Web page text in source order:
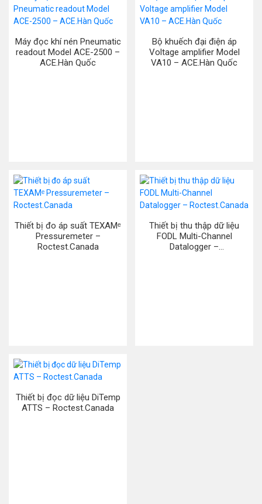
Máy đọc khí nén Pneumatic
readout Model ACE-2500 –
ACE.Hàn Quốc
Bộ khuếch đại điện áp
Voltage amplifier Model
VA10 – ACE.Hàn Quốc
Thiết bị đo áp suất TEXAMᵉ
Pressuremeter –
Roctest.Canada
Thiết bị thu thập dữ liệu
FODL Multi-Channel
Datalogger –
Thiết bị đọc dữ liệu DiTemp
ATTS – Roctest.Canada